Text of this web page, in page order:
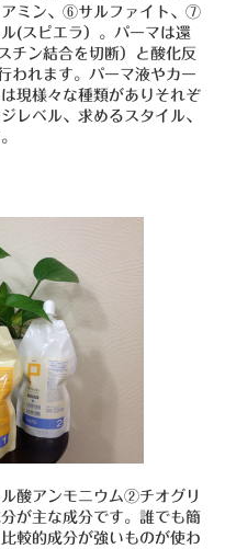
ミン、⑥サルファイト、⑦
(スピエラ）。パーマは還
チン結合を切断）と酸化反
われます。パーマ液やカー
現様々な種類がありそれぞ
レベル、求めるスタイル、
酸アンモニウム②チオグリ
が主な成分です。誰でも簡
較的成分が強いものが使わ